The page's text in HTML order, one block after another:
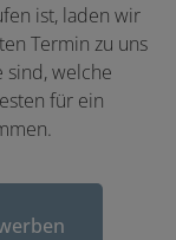
ist, laden wir
Termin zu uns
sind, welche
für ein